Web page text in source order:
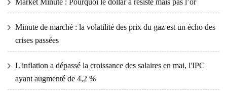
Market Minute : Pourquoi le dollar a résisté mais pas l’or
Minute de marché : la volatilité des prix du gaz est un écho des
crises passées
L'inflation a dépassé la croissance des salaires en mai, l'IPC
ayant augmenté de 4,2 %